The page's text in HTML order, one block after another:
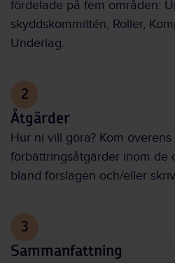
fördelade på fem områden:
skyddskommittén, Roller,
Underlag.
2
Åtgärder
Hur ni vill göra? Kom överens
förbättringsåtgärder inom de
bland förslagen och/eller
3
Sammanfattning